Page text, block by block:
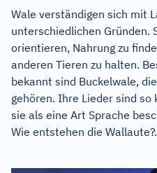
Wale verständigen sich mit
unterschiedlichen Gründen.
orientieren, Nahrung zu
anderen Tieren zu halten.
bekannt sind Buckelwale,
gehören. Ihre Lieder sind so
sie als eine Art Sprache
Wie entstehen die